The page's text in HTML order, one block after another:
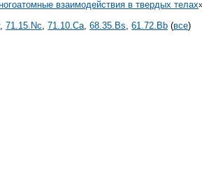
взаимодействия в твердых телах
,71.15.Nc ,71.10.Ca ,68.35.Bs ,61.72.Bb (все)